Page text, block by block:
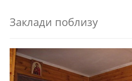
Заклади поблизу